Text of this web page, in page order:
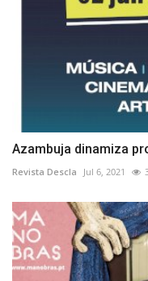
Azambuja dinamiza
Revista Descla Jul 6, 2021